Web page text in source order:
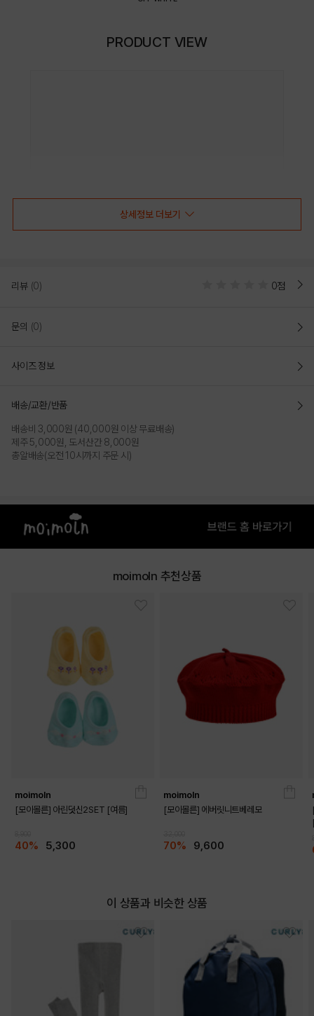
PRODUCT VIEW
상세정보 더보기
리뷰 (0) 0점
문의 (0)
사이즈 정보
배송/교환/반품
배송비 3,000원 (40,000원 이상 무료배송)
제주 5,000원, 도서산간 8,000원
총알배송(오전 10시까지 주문 시)
moimoln 추천상품
moimoln
[모이몰른] 아린덧신2SET [여름]
40% 5,300
moimoln
[모이몰른] 에버릿니트베레모
70% 9,600
이 상품과 비슷한 상품